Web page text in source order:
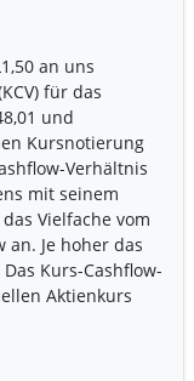
an uns
für das
und
Kursnotierung
Verhältnis
mit seinem
Vielfache vom
an. Je hoher das
Kurs-Cashflow-
Aktienkurs